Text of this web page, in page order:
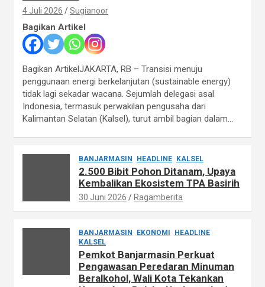
4 Juli 2026 Sugianoor
Bagikan Artikel
Bagikan ArtikelJAKARTA, RB – Transisi menuju
penggunaan energi berkelanjutan (sustainable energy)
tidak lagi sekadar wacana. Sejumlah delegasi asal
Indonesia, termasuk perwakilan pengusaha dari
Kalimantan Selatan (Kalsel), turut ambil bagian dalam…
BANJARMASIN HEADLINE KALSEL
2.500 Bibit Pohon Ditanam, Upaya
Kembalikan Ekosistem TPA Basirih
30 Juni 2026 Ragamberita
BANJARMASIN EKONOMI
HEADLINE
KALSEL
Pemkot Banjarmasin Perkuat
Pengawasan Peredaran Minuman
Beralkohol, Wali Kota Tekankan